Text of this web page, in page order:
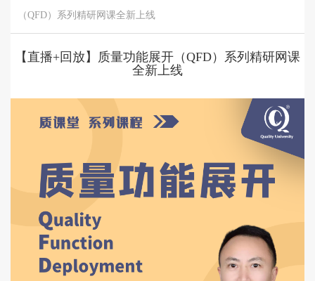
（QFD）系列精研网课全新上线
【直播+回放】质量功能展开（QFD）系列精研网课
全新上线